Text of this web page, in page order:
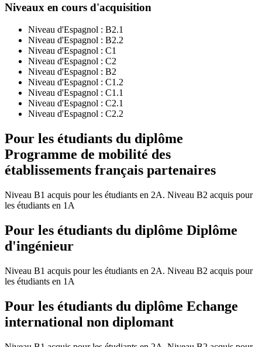
Niveaux en cours d'acquisition
Niveau d'Espagnol : B2.1
Niveau d'Espagnol : B2.2
Niveau d'Espagnol : C1
Niveau d'Espagnol : C2
Niveau d'Espagnol : B2
Niveau d'Espagnol : C1.2
Niveau d'Espagnol : C1.1
Niveau d'Espagnol : C2.1
Niveau d'Espagnol : C2.2
Pour les étudiants du diplôme
Programme de mobilité des
établissements français partenaires
Niveau B1 acquis pour les étudiants en 2A. Niveau B2 acquis pour
les étudiants en 1A
Pour les étudiants du diplôme Diplôme
d'ingénieur
Niveau B1 acquis pour les étudiants en 2A. Niveau B2 acquis pour
les étudiants en 1A
Pour les étudiants du diplôme Echange
international non diplomant